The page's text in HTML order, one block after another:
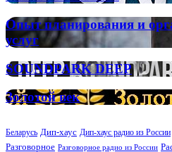
FM
RELAX
Опыт
планирования
и
организации
ритуальных
Опыт планирования и
услуг
SOUNDPARK
DEEP
SOUNDPARK DEEP
Золотой
век
Золотой век
Беларусь Дип-хаус Дип-хаус радио из России
Разговорное Разговорное радио из России